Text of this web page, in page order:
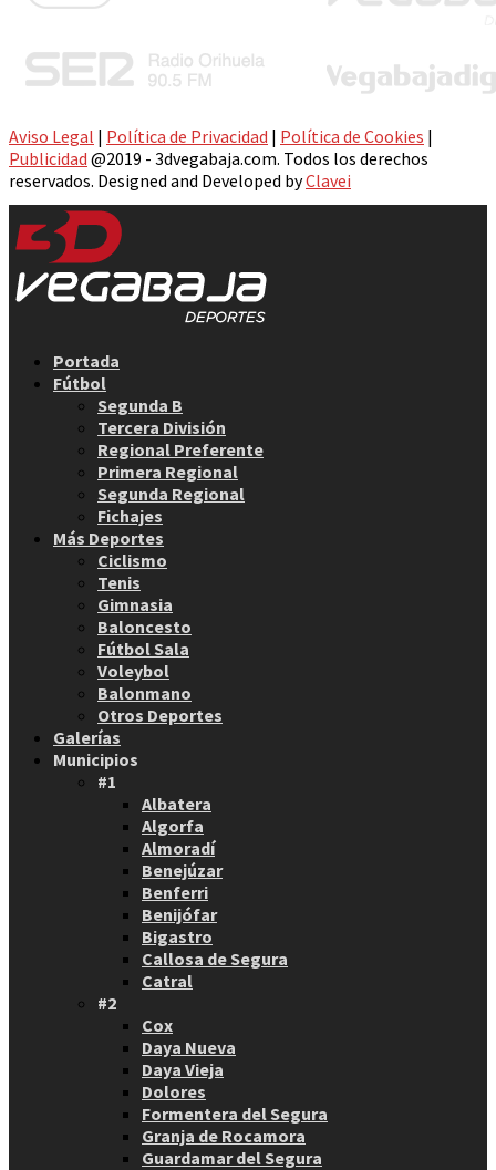
Aviso Legal | Política de Privacidad | Política de Cookies |
Publicidad @2019 - 3dvegabaja.com. Todos los derechos
reservados. Designed and Developed byClavei
Portada
Fútbol
Segunda B
Tercera División
Regional Preferente
Primera Regional
Segunda Regional
Fichajes
Más Deportes
Ciclismo
Tenis
Gimnasia
Baloncesto
Fútbol Sala
Voleybol
Balonmano
Otros Deportes
Galerías
Municipios
#1
Albatera
Algorfa
Almoradí
Benejúzar
Benferri
Benijófar
Bigastro
Callosa de Segura
Catral
#2
Cox
Daya Nueva
Daya Vieja
Dolores
Formentera del Segura
Granja de Rocamora
Guardamar del Segura